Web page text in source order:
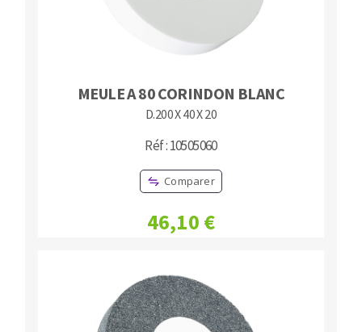
MEULE A 80 CORINDON BLANC
D.200 X 40 X 20
Réf : 10505060
Comparer
46,10 €